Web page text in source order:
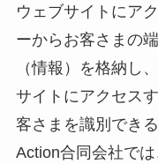
ウェブサイトにア
ーからお客さまの
（情報）を格納し
サイトにアクセス
客さまを識別でき
Action合同会社で